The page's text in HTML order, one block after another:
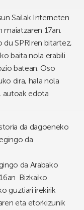
Sailak Interneten
17an.
SPRIren bitartez,
baita nola erabili
batean. Oso
dira, hala nola
autoak edota
da dagoeneko
da
da Arabako
Bizkaiko
guztiari irekirik
eta etorkizunik